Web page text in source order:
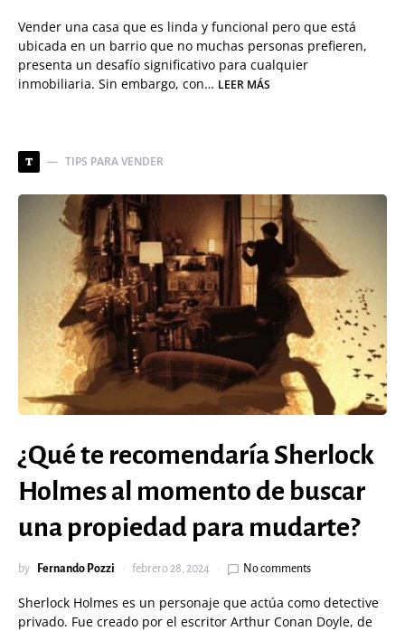
Vender una casa que es linda y funcional pero que está
ubicada en un barrio que no muchas personas prefieren,
presenta un desafío significativo para cualquier
inmobiliaria. Sin embargo, con… LEER MÁS
T TIPS PARA VENDER
¿Qué te recomendaría Sherlock
Holmes al momento de buscar
una propiedad para mudarte?
by Fernando Pozzi febrero 28, 2024 No comments
Sherlock Holmes es un personaje que actúa como detective
privado. Fue creado por el escritor Arthur Conan Doyle, de